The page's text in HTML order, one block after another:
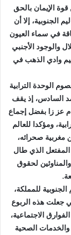
الإيمان بالحق
الجنوبية، إلا أن
في سماء العيون
الاحتلال والوجود الأجنبي
وادي الذهب في
الوحدة الترابية
السادس، إذ يقف
م عز زا بفضل إجماع
ومؤكدا للعالم
مغربية صحرائه،
المفتعل الذي طال
لحقوق
الجنوبية للمملكة،
جعلت هذه الربوع
الاجتماعية،
والخدمات الصحية